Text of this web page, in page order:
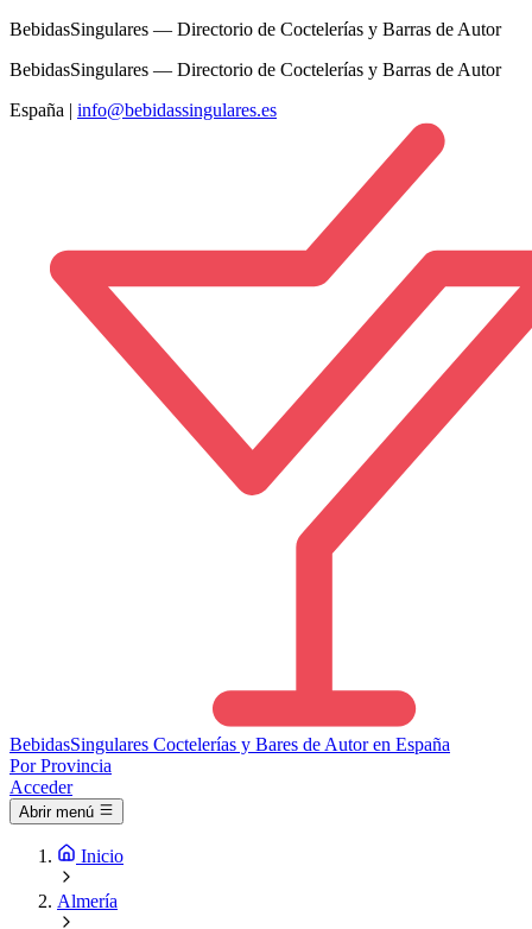
BebidasSingulares — Directorio de Coctelerías y Barras de Autor
BebidasSingulares — Directorio de Coctelerías y Barras de Autor
España | info@bebidassingulares.es
BebidasSingulares Coctelerías y Bares de Autor en España
Por Provincia
Acceder
Abrir menú
Inicio
Almería